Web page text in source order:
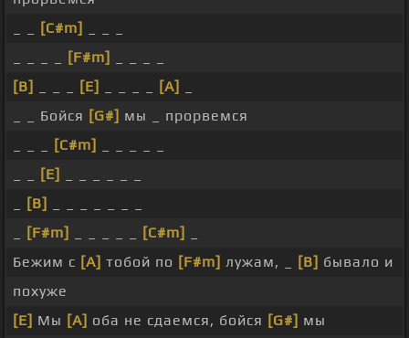
[C#m]
[F#m]
[B]
[E] [A]
_ _ Бойся [G#] мы _ прорвемся
[C#m]
[E]
[B]
[F#m] [C#m]
Бежим с [A] тобой по [F#m] лужам, _ [B] бывало и
похуже
[E] Мы [A] оба не сдаемся, бойся [G#] мы